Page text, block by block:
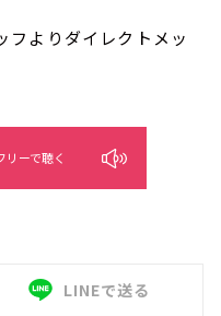
フよりダイレクトメッ
リーで聴く
LINEで送る